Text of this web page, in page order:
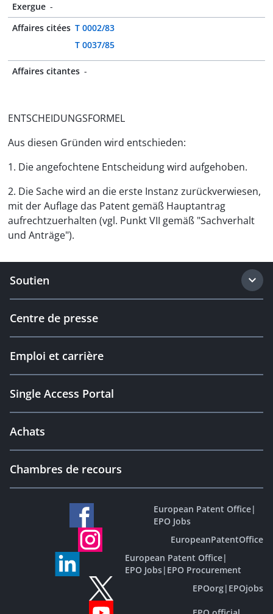
Exergue -
Affaires citées T 0002/83
T 0037/85
Affaires citantes -
ENTSCHEIDUNGSFORMEL
Aus diesen Gründen wird entschieden:
1. Die angefochtene Entscheidung wird aufgehoben.
2. Die Sache wird an die erste Instanz zurückverwiesen,
mit der Auflage das Patent gemäß Hauptantrag
aufrechtzuerhalten (vgl. Punkt VII gemäß "Sachverhalt
und Anträge").
Soutien
Centre de presse
Emploi et carrière
Single Access Portal
Achats
Chambres de recours
European Patent Office|
EPO Jobs
EuropeanPatentOffice
European Patent Office|
EPO Jobs| EPO Procurement
EPOorg| EPOjobs